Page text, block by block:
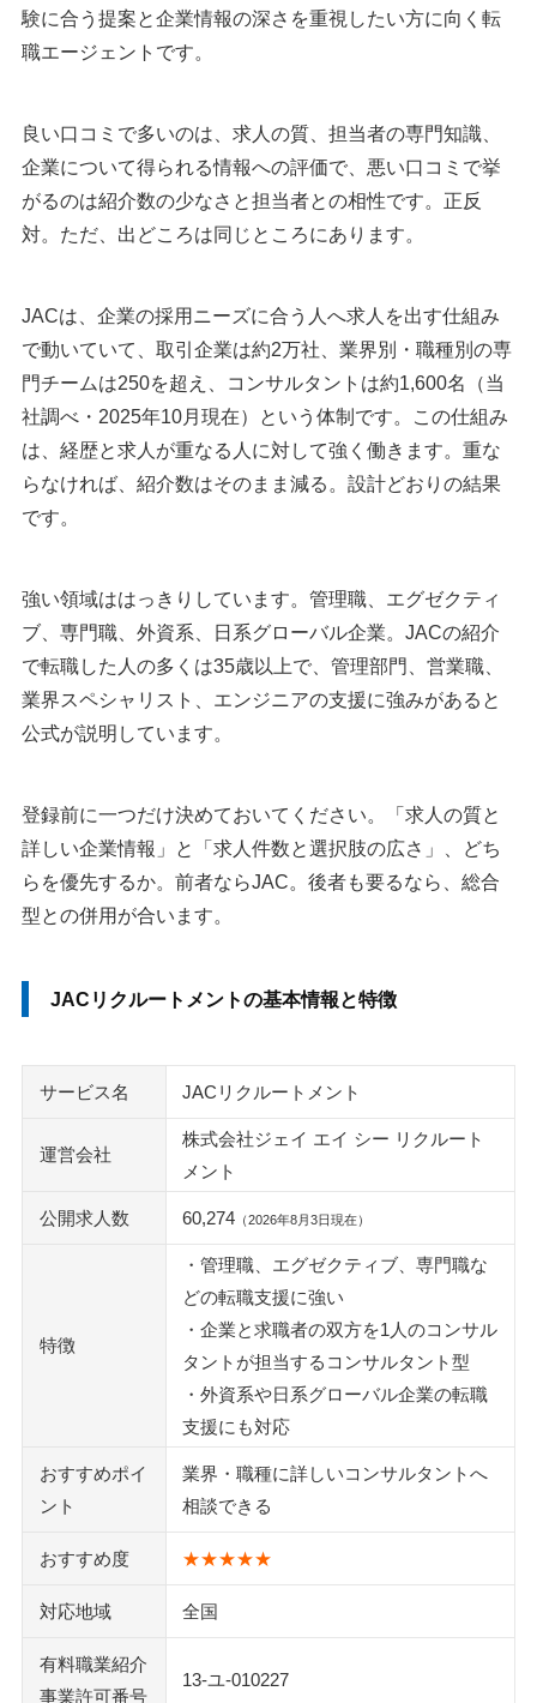
書類選考・面接の通過率はどれくらい？
JACは大手？業界では何位？世界では何位？
たいときは？
管理職・専門職・外資系を目指すなら、まず市場価値を確認
する
JAC以外の転職エージェントもあわせて比較する
ビズリーチ
リクルートダイレクトスカウト
Izul（イズル）
ミドルの転職
AMBI（アンビ）
エンワールド
執筆者・監修者のmotoについて
験に合う提案と企業情報の深さを重視したい方に向く転
職エージェントです。
良い口コミで多いのは、求人の質、担当者の専門知識、
企業について得られる情報への評価で、悪い口コミで挙
がるのは紹介数の少なさと担当者との相性です。正反
対。ただ、出どころは同じところにあります。
JACは、企業の採用ニーズに合う人へ求人を出す仕組み
で動いていて、取引企業は約2万社、業界別・職種別の専
門チームは250を超え、コンサルタントは約1,600名（当
社調べ・2025年10月現在）という体制です。この仕組み
は、経歴と求人が重なる人に対して強く働きます。重な
らなければ、紹介数はそのまま減る。設計どおりの結果
です。
強い領域ははっきりしています。管理職、エグゼクティ
ブ、専門職、外資系、日系グローバル企業。JACの紹介
で転職した人の多くは35歳以上で、管理部門、営業職、
業界スペシャリスト、エンジニアの支援に強みがあると
公式が説明しています。
登録前に一つだけ決めておいてください。「求人の質と
詳しい企業情報」と「求人件数と選択肢の広さ」、どち
らを優先するか。前者ならJAC。後者も要るなら、総合
型との併用が合います。
JACリクルートメントの基本情報と特徴
サービス名 JACリクルートメント
運営会社
株式会社ジェイ エイ シー リクルート
メント
公開求人数 60,274 （2026年8月3日現在）
特徴
・管理職、エグゼクティブ、専門職な
どの転職支援に強い
・企業と求職者の双方を1人のコンサル
タントが担当するコンサルタント型
・外資系や日系グローバル企業の転職
支援にも対応
おすすめポイ
ント
業界・職種に詳しいコンサルタントへ
相談できる
おすすめ度 ★★★★★
対応地域 全国
有料職業紹介
事業許可番号
13-ユ-010227